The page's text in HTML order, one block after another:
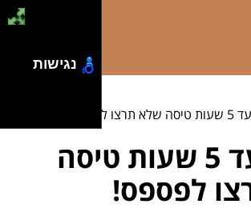
לפספס!
יעדים עד 5 שעות טיסה
לפספס!
נגישות